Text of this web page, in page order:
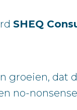
SHEQ
groeien, dat
no-